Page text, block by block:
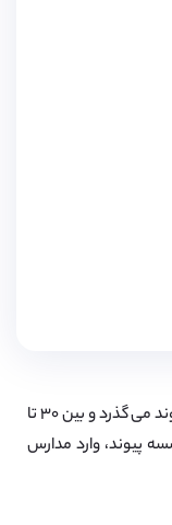
دوازده سال از تأسیس موسسه پیوند می گذرد و بین ۳۰ تا
پیوند، وارد مدارس